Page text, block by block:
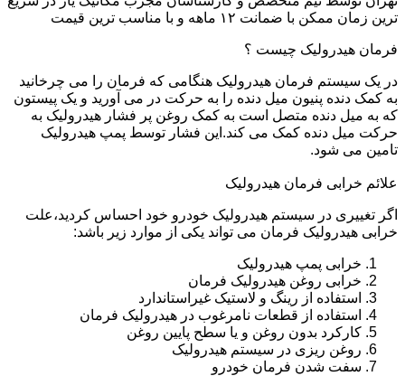
ترین زمان ممکن با ضمانت ۱۲ ماهه و با مناسب ترین قیمت
فرمان هیدرولیک چیست ؟
در یک سیستم فرمان هیدرولیک هنگامی که فرمان را می چرخانید
به کمک دنده پنیون میل دنده را به حرکت در می آورید و یک پیستون
که به میل دنده متصل است به کمک روغن پر فشار هیدرولیک به
حرکت میل دنده کمک می کند.این فشار توسط پمپ هیدرولیک
تامین می شود.
علائم خرابی فرمان هیدرولیک
اگر تغییری در سیستم هیدرولیک خودرو خود احساس کردید،علت
خرابی هیدرولیک فرمان می تواند یکی از موارد زیر باشد:
خرابی پمپ هیدرولیک
خرابی روغن هیدرولیک فرمان
استفاده از رینگ و لاستیک غیراستاندارد
استفاده از قطعات نامرغوب در هیدرولیک فرمان
کارکرد بدون روغن و یا سطح پایین روغن
روغن ریزی در سیستم هیدرولیک
سفت شدن فرمان خودرو